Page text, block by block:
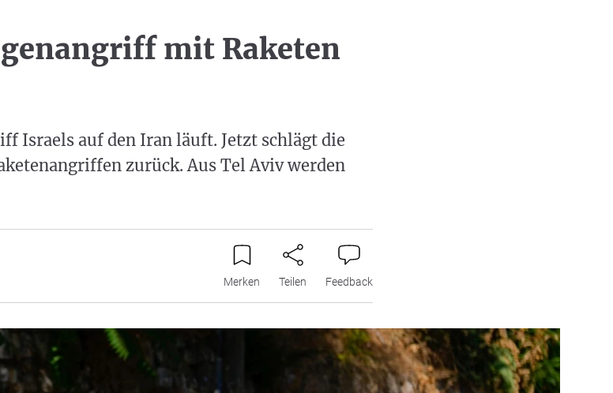
mit Raketen
Israels auf den Iran läuft. Jetzt schlägt die
zurück. Aus Tel Aviv werden
Merken Teilen Feedback